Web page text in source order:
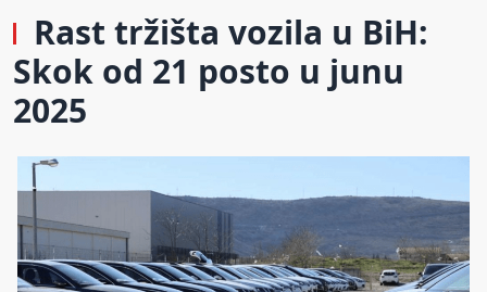
Rast tržišta vozila u BiH:
Skok od 21 posto u junu
2025